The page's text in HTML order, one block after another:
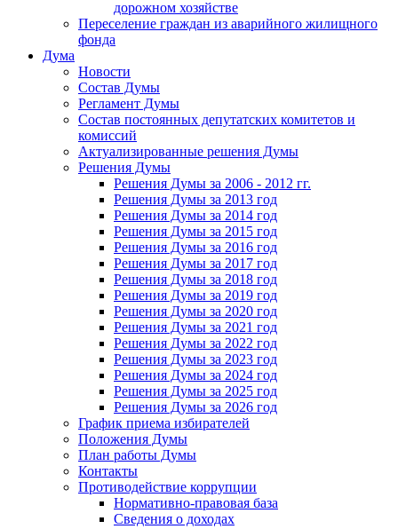
дорожном хозяйстве
Переселение граждан из аварийного жилищного
фонда
Дума
Новости
Состав Думы
Регламент Думы
Состав постоянных депутатских комитетов и
комиссий
Актуализированные решения Думы
Решения Думы
Решения Думы за 2006 - 2012 гг.
Решения Думы за 2013 год
Решения Думы за 2014 год
Решения Думы за 2015 год
Решения Думы за 2016 год
Решения Думы за 2017 год
Решения Думы за 2018 год
Решения Думы за 2019 год
Решения Думы за 2020 год
Решения Думы за 2021 год
Решения Думы за 2022 год
Решения Думы за 2023 год
Решения Думы за 2024 год
Решения Думы за 2025 год
Решения Думы за 2026 год
График приема избирателей
Положения Думы
План работы Думы
Контакты
Противодействие коррупции
Нормативно-правовая база
Сведения о доходах